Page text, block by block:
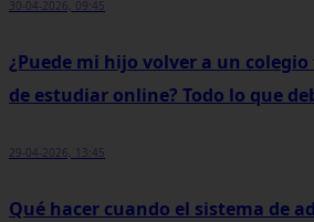
30-04-2026, 09:45
¿Puede mi hijo volver a un
de estudiar online? Todo lo que
29-04-2026, 13:45
Qué hacer cuando el sistema de